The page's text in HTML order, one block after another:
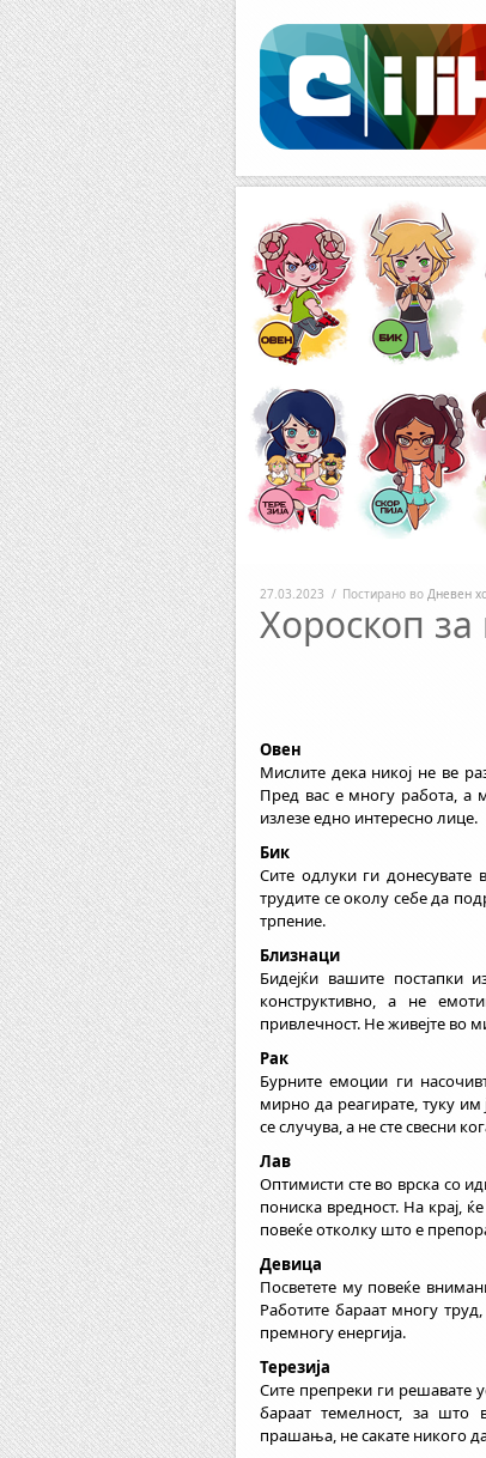
Facebook
RSS
27.03.2023 / Постирано во Дневен
Хороскоп за
Овен
Мислите дека никој не ве
Пред вас е многу работа, а
излезе едно интересно лице.
Бик
Сите одлуки ги донесувате
трудите се околу себе да
трпение.
Близнаци
Бидејќи вашите постапки
конструктивно, а не
привлечност. Не живејте во
Рак
Бурните емоции ги
мирно да реагирате, туку
се случува, а не сте свесни
Лав
Оптимисти сте во врска со
пониска вредност. На крај,
повеќе отколку што е
Девица
Посветете му повеќе
Работите бараат многу
премногу енергија.
Терезија
Сите препреки ги решавате
бараат темелност, за што
прашања, не сакате никого